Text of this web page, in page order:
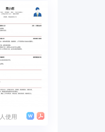
人使用